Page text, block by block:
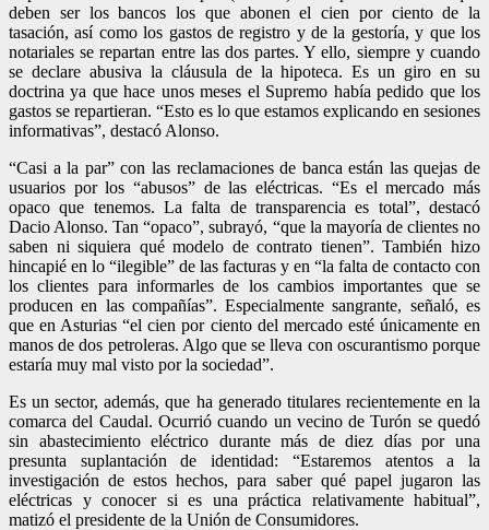
deben ser los bancos los que abonen el cien por ciento de la
tasación, así como los gastos de registro y de la gestoría, y que los
notariales se repartan entre las dos partes. Y ello, siempre y cuando
se declare abusiva la cláusula de la hipoteca. Es un giro en su
doctrina ya que hace unos meses el Supremo había pedido que los
gastos se repartieran. “Esto es lo que estamos explicando en sesiones
informativas”, destacó Alonso.
“Casi a la par” con las reclamaciones de banca están las quejas de
usuarios por los “abusos” de las eléctricas. “Es el mercado más
opaco que tenemos. La falta de transparencia es total”, destacó
Dacio Alonso. Tan “opaco”, subrayó, “que la mayoría de clientes no
saben ni siquiera qué modelo de contrato tienen”. También hizo
hincapié en lo “ilegible” de las facturas y en “la falta de contacto con
los clientes para informarles de los cambios importantes que se
producen en las compañías”. Especialmente sangrante, señaló, es
que en Asturias “el cien por ciento del mercado esté únicamente en
manos de dos petroleras. Algo que se lleva con oscurantismo porque
estaría muy mal visto por la sociedad”.
Es un sector, además, que ha generado titulares recientemente en la
comarca del Caudal. Ocurrió cuando un vecino de Turón se quedó
sin abastecimiento eléctrico durante más de diez días por una
presunta suplantación de identidad: “Estaremos atentos a la
investigación de estos hechos, para saber qué papel jugaron las
eléctricas y conocer si es una práctica relativamente habitual”,
matizó el presidente de la Unión de Consumidores.